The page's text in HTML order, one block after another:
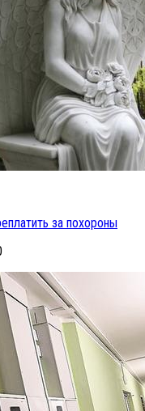
за похороны